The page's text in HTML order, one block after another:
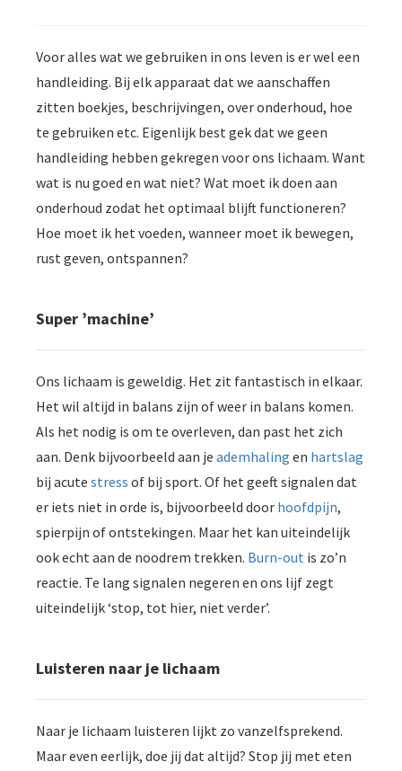
Voor alles wat we gebruiken in ons leven is er wel een
handleiding. Bij elk apparaat dat we aanschaffen
zitten boekjes, beschrijvingen, over onderhoud, hoe
te gebruiken etc. Eigenlijk best gek dat we geen
handleiding hebben gekregen voor ons lichaam. Want
wat is nu goed en wat niet? Wat moet ik doen aan
onderhoud zodat het optimaal blijft functioneren?
Hoe moet ik het voeden, wanneer moet ik bewegen,
rust geven, ontspannen?
Super ’machine’
Ons lichaam is geweldig. Het zit fantastisch in elkaar.
Het wil altijd in balans zijn of weer in balans komen.
Als het nodig is om te overleven, dan past het zich
aan. Denk bijvoorbeeld aan je ademhaling en hartslag
bij acute stress of bij sport. Of het geeft signalen dat
er iets niet in orde is, bijvoorbeeld door hoofdpijn,
spierpijn of ontstekingen. Maar het kan uiteindelijk
ook echt aan de noodrem trekken. Burn-out is zo’n
reactie. Te lang signalen negeren en ons lijf zegt
uiteindelijk ‘stop, tot hier, niet verder’.
Luisteren naar je lichaam
Naar je lichaam luisteren lijkt zo vanzelfsprekend.
Maar even eerlijk, doe jij dat altijd? Stop jij met eten
worden
op
gebruikt
Hierdoor
website-